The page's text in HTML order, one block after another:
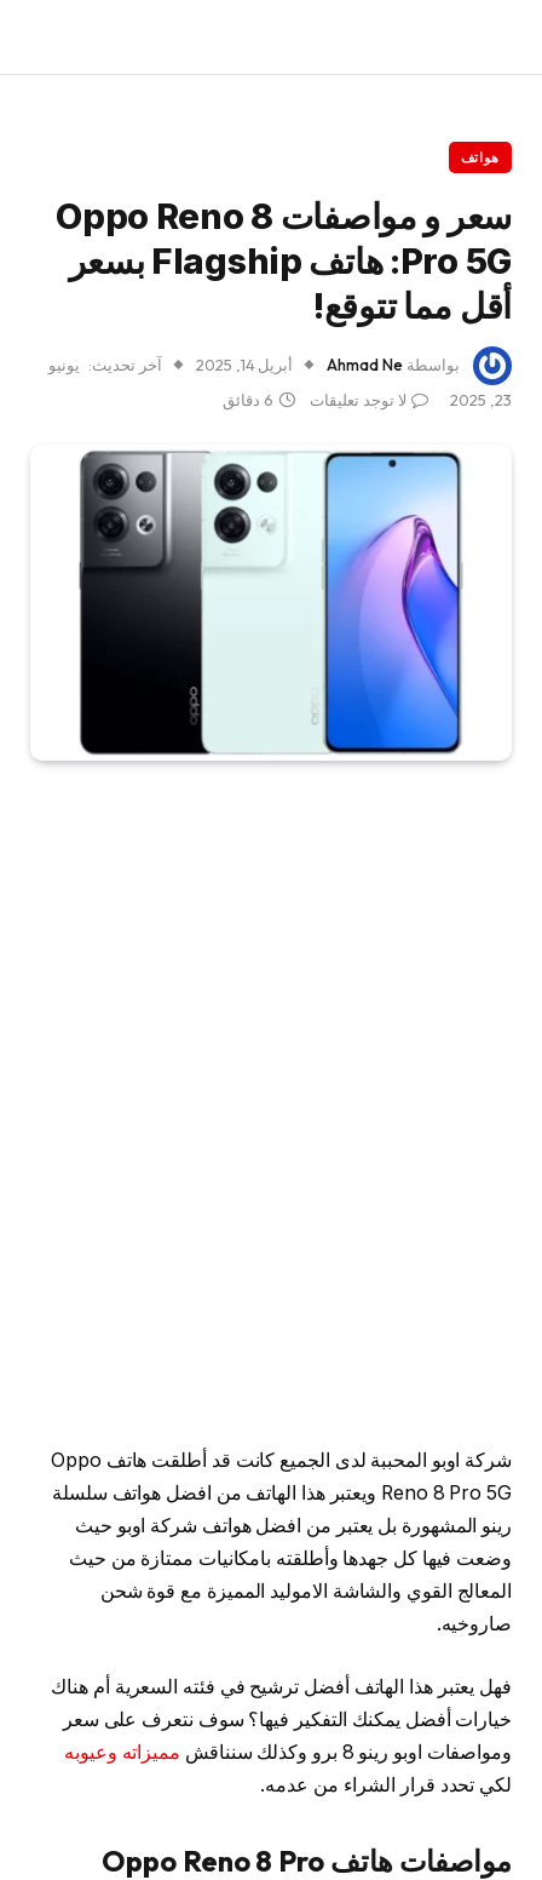
هواتف
سعر و مواصفات Oppo Reno 8
Pro 5G: هاتف Flagship بسعر
أقل مما تتوقع!
بواسطة Ahmad Ne أبريل 14, 2025 آخر تحديث: يونيو
23, 2025
لا توجد تعليقات 6 دقائق
شركة اوبو المحببة لدى الجميع كانت قد أطلقت هاتف Oppo
Reno 8 Pro 5G ويعتبر هذا الهاتف من افضل هواتف سلسلة
رينو المشهورة بل يعتبر من افضل هواتف شركة اوبو حيث
وضعت فيها كل جهدها وأطلقته بامكانيات ممتازة من حيث
المعالج القوي والشاشة الاموليد المميزة مع قوة شحن
صاروخيه.
فهل يعتبر هذا الهاتف أفضل ترشيح في فئته السعرية أم هناك
خيارات أفضل يمكنك التفكير فيها؟ سوف نتعرف على سعر
ومواصفات اوبو رينو 8 برو وكذلك سنناقش
مميزاته وعيوبه
لكي تحدد قرار الشراء من عدمه.
مواصفات هاتف Oppo Reno 8 Pro